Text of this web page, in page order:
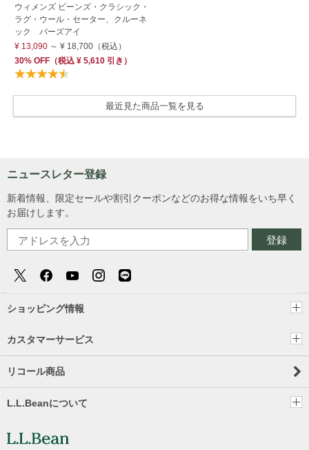
ウィメンズ ビーンズ・クラシック・
ラグ・ウール・セーター、クルーネ
ック バーズアイ
¥ 13,090～ ¥ 18,700（税込）
30% OFF（税込 ¥ 5,610引き）
最近見た商品一覧を見る
ニュースレター登録
新着情報、限定セールや割引クーポンなどのお得な情報をいち早く
お届けします。
登録
ショッピング情報
カスタマーサービス
リコール商品
L.L.Beanについて